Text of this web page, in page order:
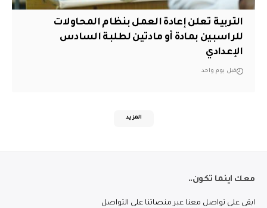
التربية تعلن إعادة العمل بنظام المحاولات
للراسبين بمادة أو مادتين لطلبة السادس
الإعدادي
قبل يوم واحد
المزيد
معك اينما تكون..
ابقى على تواصل معنا عبر منصاتنا على التواصل